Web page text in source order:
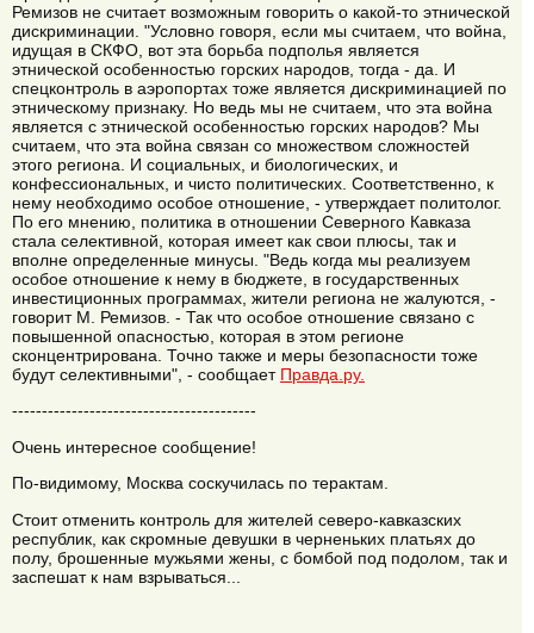
Ремизов не считает возможным говорить о какой-то этнической
дискриминации. "Условно говоря, если мы считаем, что война,
идущая в СКФО, вот эта борьба подполья является
этнической особенностью горских народов, тогда - да. И
спецконтроль в аэропортах тоже является дискриминацией по
этническому признаку. Но ведь мы не считаем, что эта война
является с этнической особенностью горских народов? Мы
считаем, что эта война связан со множеством сложностей
этого региона. И социальных, и биологических, и
конфессиональных, и чисто политических. Соответственно, к
нему необходимо особое отношение, - утверждает политолог.
По его мнению, политика в отношении Северного Кавказа
стала селективной, которая имеет как свои плюсы, так и
вполне определенные минусы. "Ведь когда мы реализуем
особое отношение к нему в бюджете, в государственных
инвестиционных программах, жители региона не жалуются, -
говорит М. Ремизов. - Так что особое отношение связано с
повышенной опасностью, которая в этом регионе
сконцентрирована. Точно также и меры безопасности тоже
будут селективными", - сообщает Правда.ру.
-----------------------------------------
Очень интересное сообщение!
По-видимому, Москва соскучилась по терактам.
Стоит отменить контроль для жителей северо-кавказских
республик, как скромные девушки в черненьких платьях до
полу, брошенные мужьями жены, с бомбой под подолом, так и
заспешат к нам взрываться...